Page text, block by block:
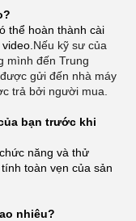
thể hoàn thành cài
Nếu kỹ sư của
mình đến Trung
gửi đến nhà máy
trả bởi người mua.
bạn trước khi
năng và thử
toàn vẹn của sản
nhiêu?